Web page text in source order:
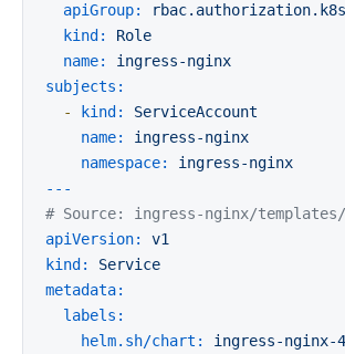
apiGroup:
kind:
Role
name:
ingress-nginx
subjects:
-
kind:
ServiceAccount
name:
ingress-nginx
namespace:
ingress-nginx
---
# Source: ingress-nginx/
apiVersion:
v1
kind:
Service
metadata:
labels:
helm.sh/chart:
ingress-nginx-